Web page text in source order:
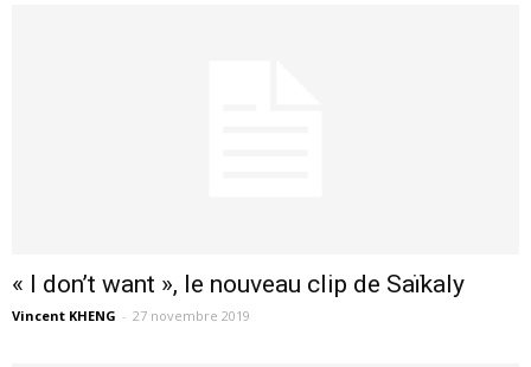
« I don’t want », le nouveau clip de Saïkaly
Vincent KHENG - 27 novembre 2019